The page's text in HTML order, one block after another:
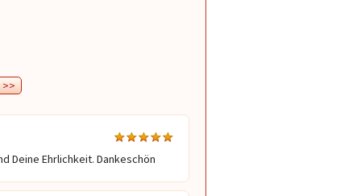
>>
Deine Ehrlichkeit. Dankeschön